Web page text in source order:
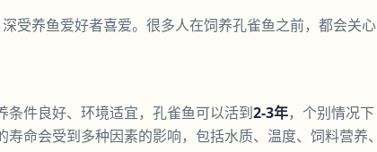
受养鱼爱好者喜爱。很多人在饲养孔雀鱼之前，都会关心
条件良好、环境适宜，孔雀鱼可以活到2-3年，个别情况下
命会受到多种因素的影响，包括水质、温度、饲料营养、